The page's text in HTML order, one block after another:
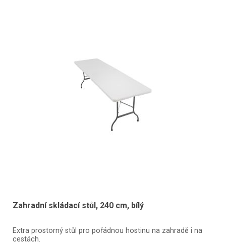
Zahradní skládací stůl, 240 cm, bílý
Extra prostorný stůl pro pořádnou hostinu na zahradě i na
cestách.